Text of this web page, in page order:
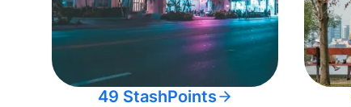
49 StashPoints